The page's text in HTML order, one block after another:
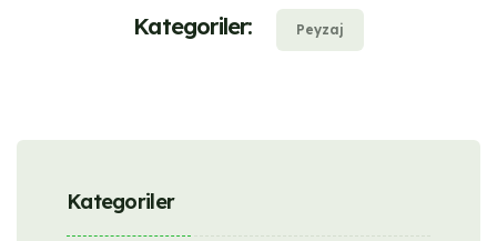
Kategoriler: Peyzaj
Kategoriler